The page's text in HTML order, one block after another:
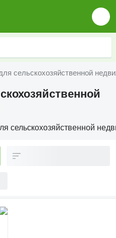
сельскохозяйственной
сельскохозяйственной